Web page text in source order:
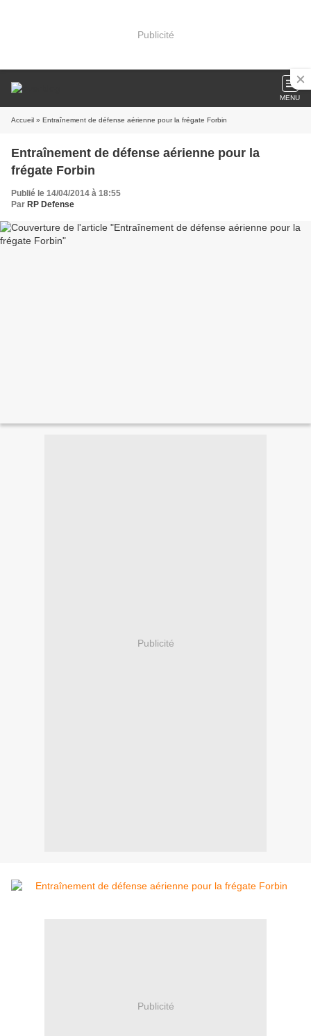
Publicité
MENU
Accueil » Entraînement de défense aérienne pour la frégate Forbin
Entraînement de défense aérienne pour la
frégate Forbin
Publié le 14/04/2014 à 18:55
Par RP Defense
Publicité
Publicité